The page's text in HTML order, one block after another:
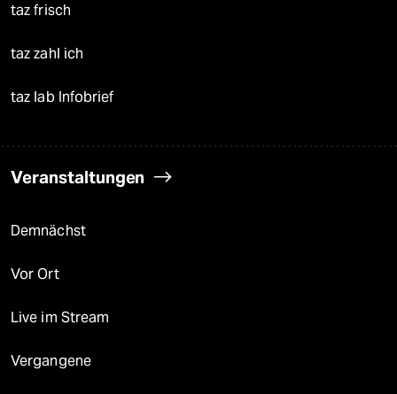
taz frisch
taz zahl ich
taz lab Infobrief
Veranstaltungen
Demnächst
Vor Ort
Live im Stream
Vergangene